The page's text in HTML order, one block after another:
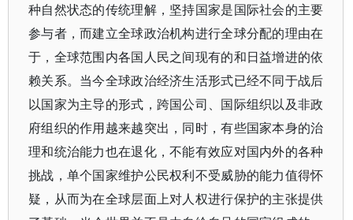
种自然状态的传统理解，坚持国家是国际社会的主要
参与者，而建立全球政治机构进行全球分配的理由在
于，全球范围内各国人民之间现有的和日益增进的依
赖关系。当今全球政治经济生活形式已经不同于战后
以国家为主导的形式，跨国公司、国际组织以及非政
府组织的作用越来越突出，同时，有些国家本身的治
理和统治能力也在退化，不能有效应对国内外的各种
挑战，单个国家维护公民权利不受威胁的能力值得怀
疑，从而为在全球层面上对人权进行保护的主张提供